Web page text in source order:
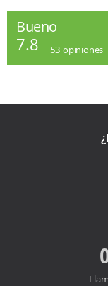
Bueno
7.8 53 opiniones